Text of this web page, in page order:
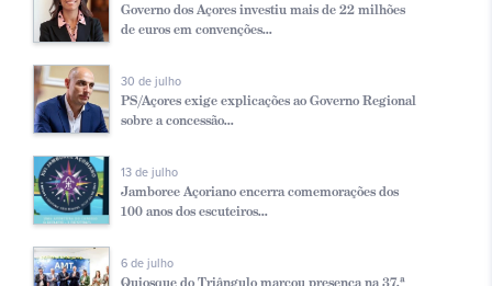
Governo dos Açores investiu mais de 22 milhões
de euros em convenções...
30 de julho
PS/Açores exige explicações ao Governo Regional
sobre a concessão...
13 de julho
Jamboree Açoriano encerra comemorações dos
100 anos dos escuteiros...
6 de julho
Quiosque do Triângulo marcou presença na 37.ª